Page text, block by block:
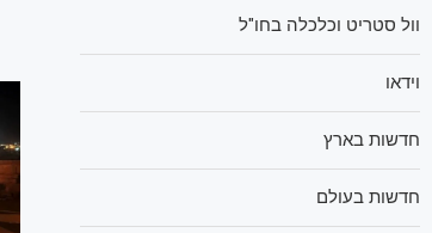
וול סטריט וכלכלה בחו"ל
וידאו
חדשות בארץ
חדשות בעולם